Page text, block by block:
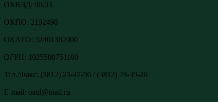
ОКВЭД: 90.03
ОКПО: 2192498
ОКАТО: 52401382000
ОГРН: 1025500751100
Тел./Факс: (3812) 23-47-96 / (3812) 24-39-26
E-mail: oatd@mail.ru